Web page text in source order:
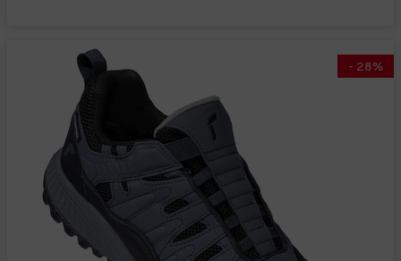
- 28%